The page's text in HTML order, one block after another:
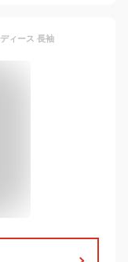
ィース 長袖